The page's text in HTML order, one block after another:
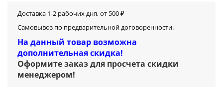
Доставка 1-2 рабочих дня, от 500 ₽
Самовывоз по предварительной договоренности.
На данный товар возможна
дополнительная скидка!
Оформите заказ для просчета скидки
менеджером!